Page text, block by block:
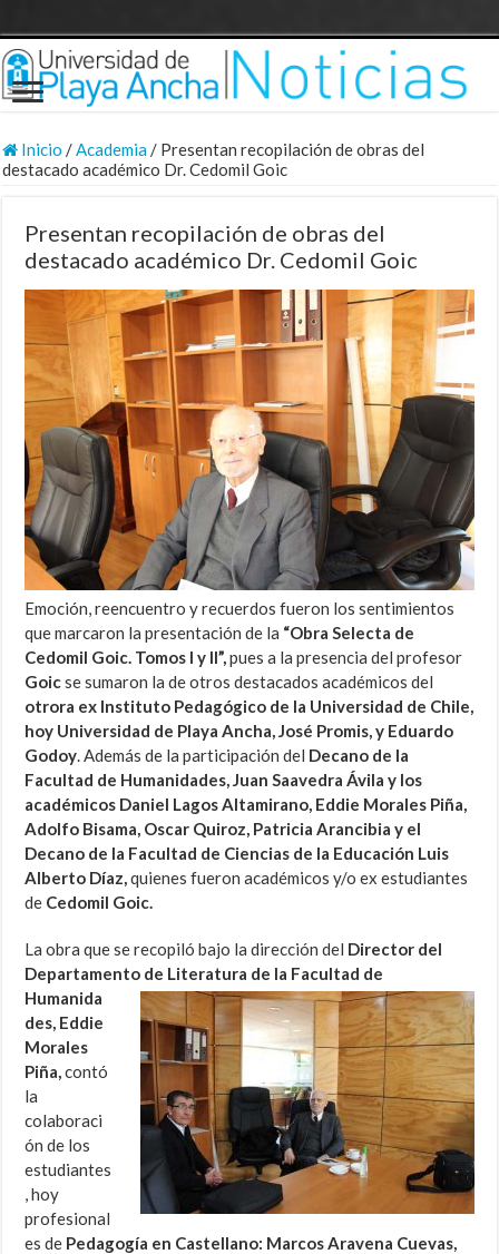
Inicio /Academia/ Presentan recopilación de obras del
destacado académico Dr. Cedomil Goic
Presentan recopilación de obras del
destacado académico Dr. Cedomil Goic
Emoción, reencuentro y recuerdos fueron los sentimientos
que marcaron la presentación de la “Obra Selecta de
Cedomil Goic. Tomos I y II”,pues a la presencia del profesor
Goicse sumaron la de otros destacados académicos del
otrora ex Instituto Pedagógico de la Universidad de Chile,
hoy Universidad de Playa Ancha, José Promis, y Eduardo
Godoy. Además de la participación del Decano de la
Facultad de Humanidades, Juan Saavedra Ávila y los
académicos Daniel Lagos Altamirano, Eddie Morales Piña,
Adolfo Bisama, Oscar Quiroz, Patricia Arancibia y el
Decano de la Facultad de Ciencias de la Educación Luis
Alberto Díaz,quienes fueron académicos y/o ex estudiantes
de Cedomil Goic.
La obra que se recopiló bajo la dirección del Director del
Departamento de Literatura de la Facultad de
Humanida
des, Eddie
Morales
Piña,contó
la
colaboraci
ón de los
estudiantes
, hoy
profesional
es de Pedagogía en Castellano: Marcos Aravena Cuevas,